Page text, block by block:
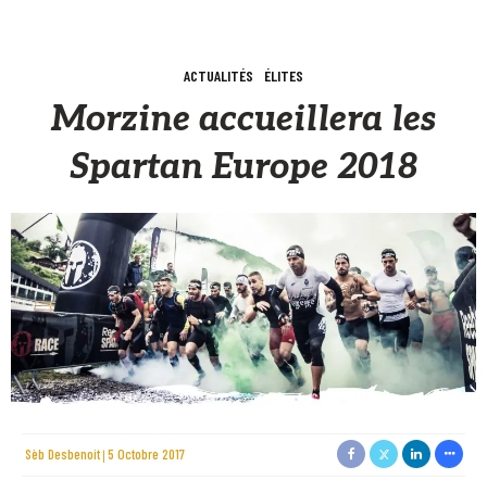
ACTUALITÉS ÉLITES
Morzine accueillera les
Spartan Europe 2018
Sèb Desbenoit 5 Octobre 2017